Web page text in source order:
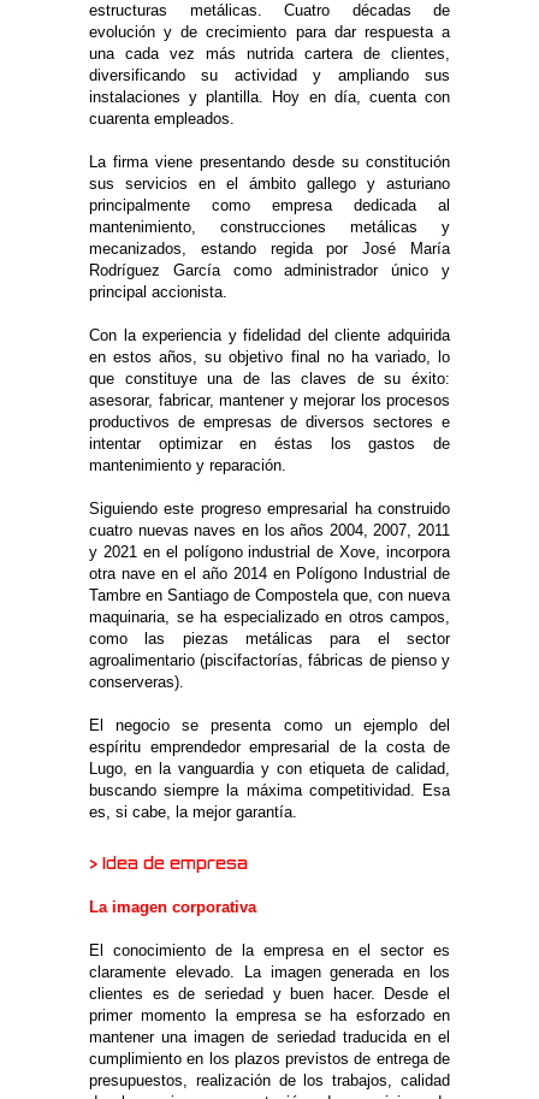
estructuras metálicas. Cuatro décadas de
evolución y de crecimiento para dar respuesta a
una cada vez más nutrida cartera de clientes,
diversificando su actividad y ampliando sus
instalaciones y plantilla. Hoy en día, cuenta con
cuarenta empleados.
La firma viene presentando desde su constitución
sus servicios en el ámbito gallego y asturiano
principalmente como empresa dedicada al
mantenimiento, construcciones metálicas y
mecanizados, estando regida por José María
Rodríguez García como administrador único y
principal accionista.
Con la experiencia y fidelidad del cliente adquirida
en estos años, su objetivo final no ha variado, lo
que constituye una de las claves de su éxito:
asesorar, fabricar, mantener y mejorar los procesos
productivos de empresas de diversos sectores e
intentar optimizar en éstas los gastos de
mantenimiento y reparación.
Siguiendo este progreso empresarial ha construido
cuatro nuevas naves en los años 2004, 2007, 2011
y 2021 en el polígono industrial de Xove, incorpora
otra nave en el año 2014 en Polígono Industrial de
Tambre en Santiago de Compostela que, con nueva
maquinaria, se ha especializado en otros campos,
como las piezas metálicas para el sector
agroalimentario (piscifactorías, fábricas de pienso y
conserveras).
El negocio se presenta como un ejemplo del
espíritu emprendedor empresarial de la costa de
Lugo, en la vanguardia y con etiqueta de calidad,
buscando siempre la máxima competitividad. Esa
es, si cabe, la mejor garantía.
> Idea de empresa
La imagen corporativa
El conocimiento de la empresa en el sector es
claramente elevado. La imagen generada en los
clientes es de seriedad y buen hacer. Desde el
primer momento la empresa se ha esforzado en
mantener una imagen de seriedad traducida en el
cumplimiento en los plazos previstos de entrega de
presupuestos, realización de los trabajos, calidad